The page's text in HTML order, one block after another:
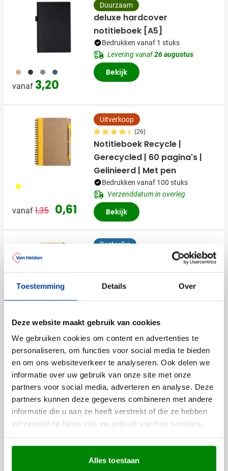
Toestemming Details Over
Deze website maakt gebruik van cookies
We gebruiken cookies om content en advertenties te
personaliseren, om functies voor social media te bieden
en om ons websiteverkeer te analyseren. Ook delen we
informatie over uw gebruik van onze site met onze
partners voor social media, adverteren en analyse. Deze
partners kunnen deze gegevens combineren met andere
informatie die u aan ze heeft verstrekt of die ze hebben
verzameld op basis van uw gebruik van hun services.
Alles toestaan
011 001 003 005
vanaf 3,20
Duurzaam
deluxe hardcover
notitieboek [A5]
Bedrukken vanaf 1 stuks
Levering vanaf26 augustus
Bekijk
006
vanaf Normale prijs
1,35 Speciale prijs
0,61
Uitverkoop
(26)
Notitieboek Recycle |
Gerecycled | 60 pagina's |
Gelinieerd | Met pen
Bedrukken vanaf 100 stuks
Verzenddatum in overleg
Bekijk
vanaf 1,16
Bestseller
Gerecycled | FSC® papier |
Levering vanaf13 augustus
Bekijk
Bestseller
Denim Notitieboekje Alfred
[A5] | FSC® papier
Bedrukken vanaf 50 stuks
Levering vanaf 17 augustus